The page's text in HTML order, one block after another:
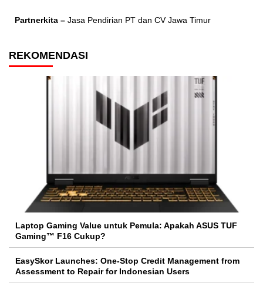
Partnerkita – Jasa Pendirian PT dan CV Jawa Timur
REKOMENDASI
Laptop Gaming Value untuk Pemula: Apakah ASUS TUF
Gaming™ F16 Cukup?
EasySkor Launches: One-Stop Credit Management from
Assessment to Repair for Indonesian Users